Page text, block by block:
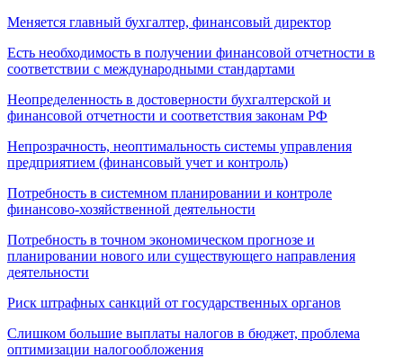
Меняется главный бухгалтер, финансовый директор
Есть необходимость в получении финансовой отчетности в
соответствии с международными стандартами
Неопределенность в достоверности бухгалтерской и
финансовой отчетности и соответствия законам РФ
Непрозрачность, неоптимальность системы управления
предприятием (финансовый учет и контроль)
Потребность в системном планировании и контроле
финансово-хозяйственной деятельности
Потребность в точном экономическом прогнозе и
планировании нового или существующего направления
деятельности
Риск штрафных санкций от государственных органов
Слишком большие выплаты налогов в бюджет, проблема
оптимизации налогообложения